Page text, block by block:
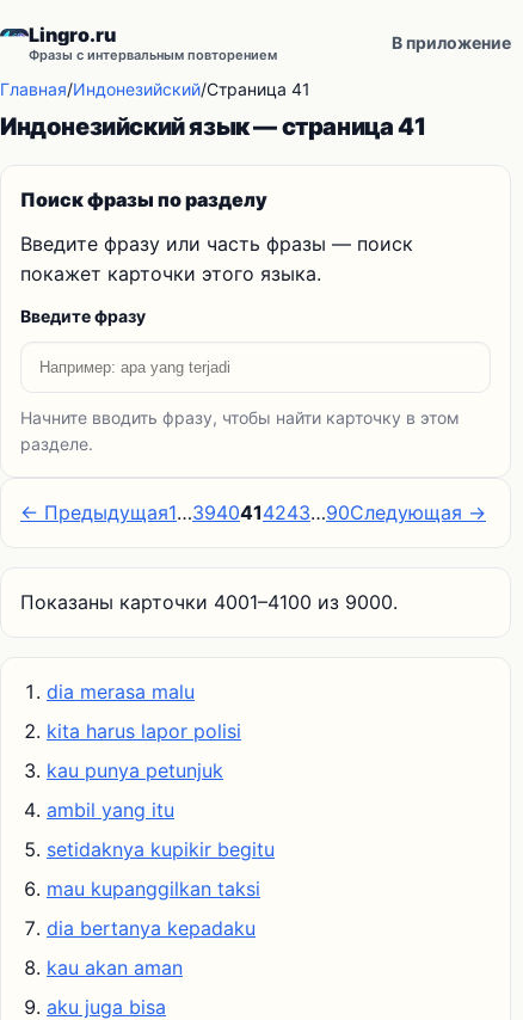
Lingro.ru
Фразы с интервальным повторением
В приложение
Главная/Индонезийский/Страница 41
Индонезийский язык — страница 41
Поиск фразы по разделу
Введите фразу или часть фразы — поиск
покажет карточки этого языка.
Введите фразу
Начните вводить фразу, чтобы найти карточку в этом
разделе.
← Предыдущая1…3940414243…90Следующая →
Показаны карточки 4001–4100 из 9000.
dia merasa malu
kita harus lapor polisi
kau punya petunjuk
ambil yang itu
setidaknya kupikir begitu
mau kupanggilkan taksi
dia bertanya kepadaku
kau akan aman
aku juga bisa